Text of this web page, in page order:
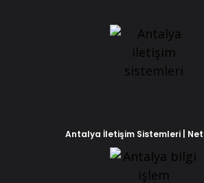
Antalya İletişim Sistemleri |